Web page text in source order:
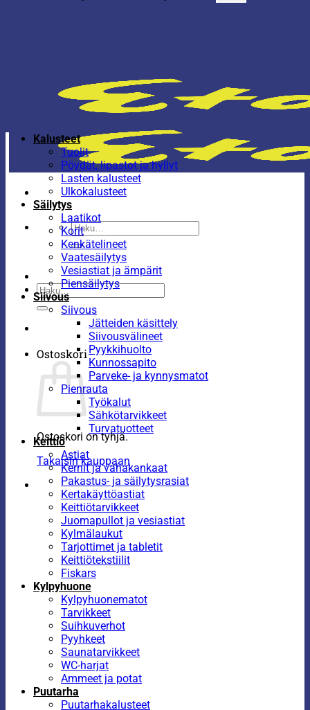
Etsi:
Etsi:
Ostoskori
Ostoskori on tyhjä.
Takaisin kauppaan
Kalusteet
Tuolit
Pöydät, lipastot ja hyllyt
Lasten kalusteet
Ulkokalusteet
Säilytys
Laatikot
Korit
Kenkätelineet
Vaatesäilytys
Vesiastiat ja ämpärit
Piensäilytys
Siivous
Siivous
Jätteiden käsittely
Siivousvälineet
Pyykkihuolto
Kunnossapito
Parveke- ja kynnysmatot
Pienrauta
Työkalut
Sähkötarvikkeet
Turvatuotteet
Keittiö
Astiat
Kernit ja vahakankaat
Pakastus- ja säilytysrasiat
Kertakäyttöastiat
Keittiötarvikkeet
Juomapullot ja vesiastiat
Kylmälaukut
Tarjottimet ja tabletit
Keittiötekstiilit
Fiskars
Kylpyhuone
Kylpyhuonematot
Tarvikkeet
Suihkuverhot
Pyyhkeet
Saunatarvikkeet
WC-harjat
Ammeet ja potat
Puutarha
Puutarhakalusteet